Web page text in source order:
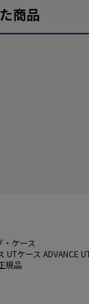
商品
・ケース
ケース ADVANCE
規品